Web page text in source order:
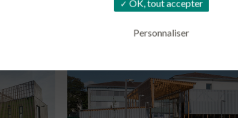
OK, tout accepter
Personnaliser